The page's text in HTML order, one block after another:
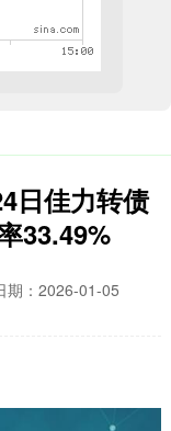
日佳力转债
33.49%
期：2026-01-05